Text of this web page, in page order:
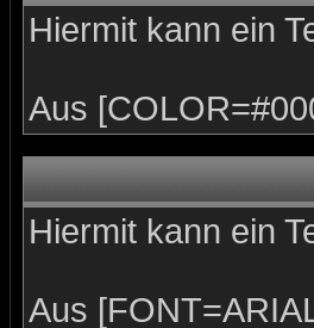
Hiermit kann ein
Aus
Hiermit kann ein
Aus